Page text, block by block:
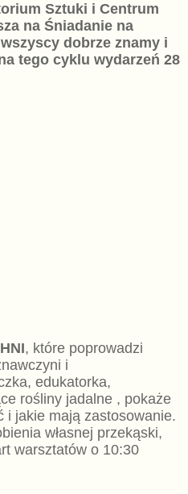
Sztuki i Centrum
na Śniadanie na
dobrze znamy i
tego cyklu wydarzeń 28
, które poprowadzi
i
edukatorka,
rośliny jadalne , pokaże
i jakie mają zastosowanie.
własnej przekąski,
warsztatów o 10:30